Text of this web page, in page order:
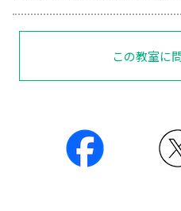
この教室に